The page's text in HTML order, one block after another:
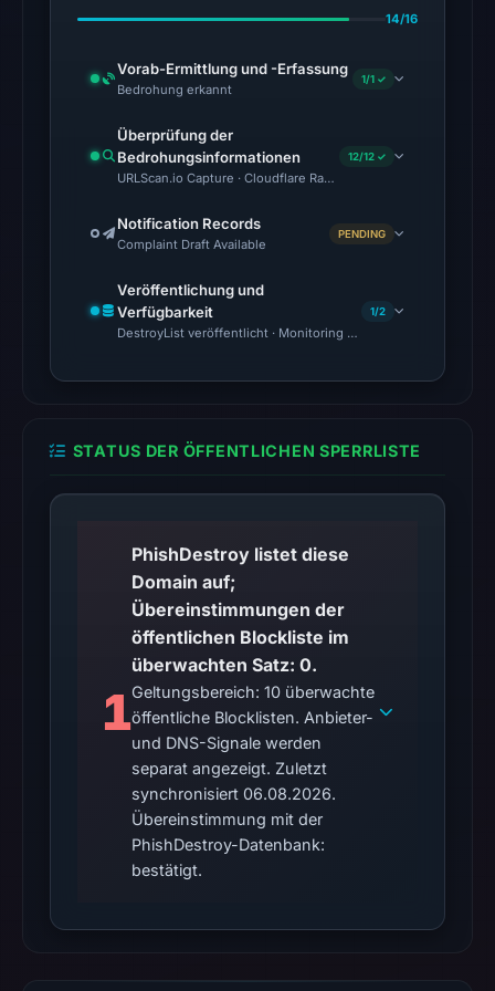
latest
probe
cloaking
behavior
200)
on
Aug
5,
2026
The
response
may
between
visitors
and
automated
checks.
Other
observations:
No
external
blocklist
matches
were
in
14/16
Vorab-Ermittlung und -Erfassung
Bedrohung erkannt
1/1 ✓
Überprüfung der
Bedrohungsinformationen
URLScan.io Capture · Cloudflare Radar Report · Web Archive ·
12/12 ✓
Notification Records
Complaint Draft Available
PENDING
Veröffentlichung und
Verfügbarkeit
DestroyList veröffentlicht · Monitoring Continues
1/2
STATUS DER ÖFFENTLICHEN SPERRLISTE
1
PhishDestroy listet diese
Domain auf;
Übereinstimmungen der
öffentlichen Blockliste im
überwachten Satz: 0.
Geltungsbereich: 10 überwachte
öffentliche Blocklisten. Anbieter-
und DNS-Signale werden
separat angezeigt. Zuletzt
synchronisiert 06.08.2026.
Übereinstimmung mit der
PhishDestroy-Datenbank:
bestätigt.